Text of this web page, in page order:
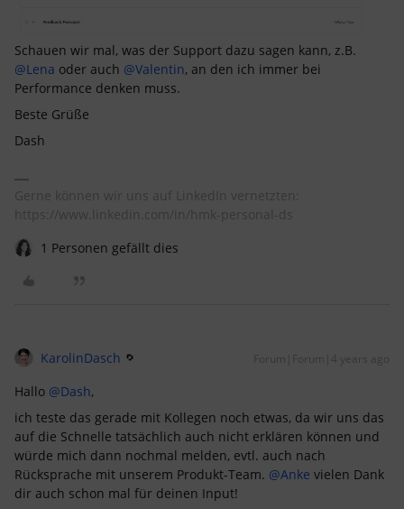
Schauen wir mal, was der Support dazu sagen kann, z.B.
@Lena oder auch @Valentin, an den ich immer bei
Performance denken muss.
Beste Grüße
Dash
Gerne können wir uns auf LinkedIn vernetzten:
https://www.linkedin.com/in/hmk-personal-ds
1 Personen gefällt dies
KarolinDasch Forum|Forum|4 years ago
Hallo @Dash,
ich teste das gerade mit Kollegen noch etwas, da wir uns das
auf die Schnelle tatsächlich auch nicht erklären können und
würde mich dann nochmal melden, evtl. auch nach
Rücksprache mit unserem Produkt-Team. @Anke vielen Dank
dir auch schon mal für deinen Input!